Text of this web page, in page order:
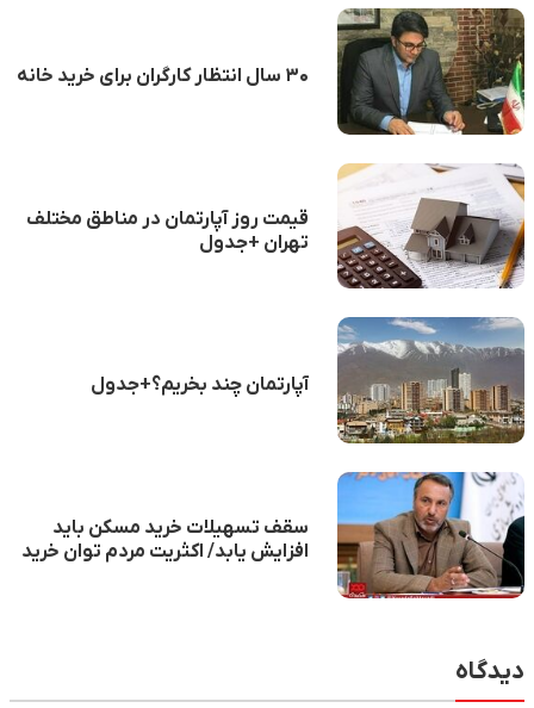
۳۰ سال انتظار کارگران برای خرید خانه
قیمت روز آپارتمان در مناطق مختلف
تهران +جدول
آپارتمان چند بخریم؟+جدول
سقف تسهیلات خرید مسکن باید
افزایش یابد/ اکثریت مردم توان خرید
دیدگاه